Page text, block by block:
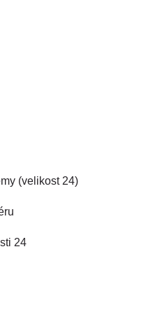
(velikost 24)
24